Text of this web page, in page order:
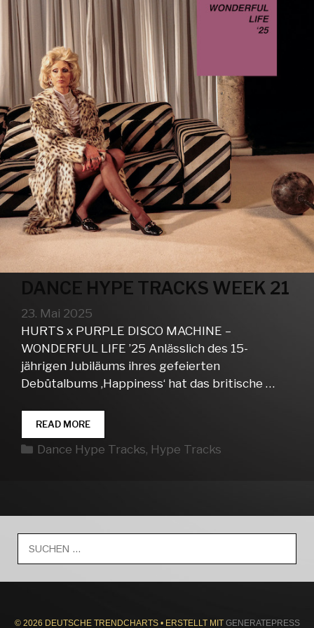
DANCE HYPE TRACKS WEEK 21
23. Mai 2025
HURTS x PURPLE DISCO MACHINE –
WONDERFUL LIFE ’25 Anlässlich des 15-
jährigen Jubiläums ihres gefeierten
Debütalbums ‚Happiness‘ hat das britische …
READ MOREDANCE
HYPE
TRACKS
Kategorien
Dance Hype Tracks, Hype Tracks
nach:
© 2026 DEUTSCHE TRENDCHARTS• ERSTELLT MIT GENERATEPRESS